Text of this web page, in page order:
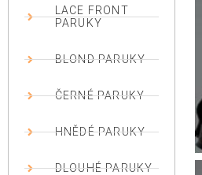
LACE FRONT
PARUKY
BLOND PARUKY
ČERNÉ PARUKY
HNĚDÉ PARUKY
DLOUHÉ PARUKY